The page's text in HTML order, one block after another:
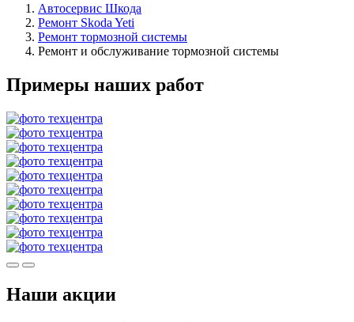
Автосервис Шкода
Ремонт Skoda Yeti
Ремонт тормозной системы
Ремонт и обслуживание тормозной системы
Примеры наших работ
Наши акции